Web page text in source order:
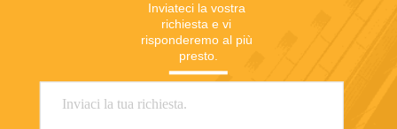
Inviateci la vostra
richiesta e vi
risponderemo al più
presto.